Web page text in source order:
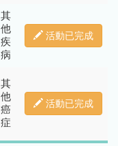
其
他
疾
病
活動已完成
其
他
癌
症
活動已完成